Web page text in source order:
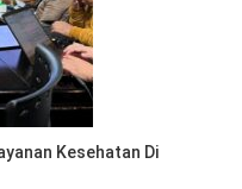
Kesehatan Di